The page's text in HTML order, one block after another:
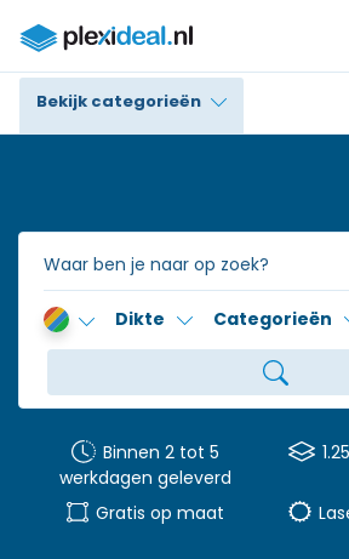
Bekijk categorieën
Trespa® / HPL
Alupanel / Dibond®
Accessoires
Dikte Categorieën
Binnen 2 tot 5
werkdagen geleverd
Gratis op maat